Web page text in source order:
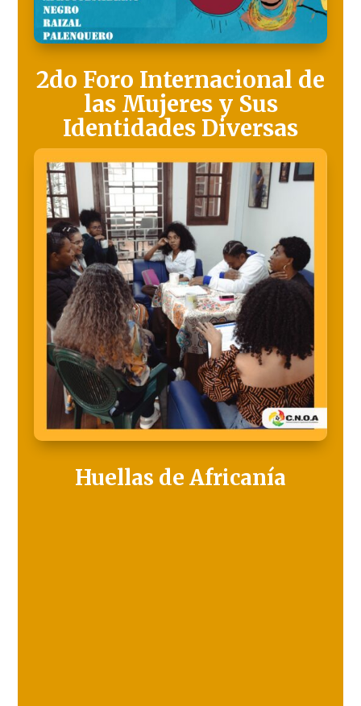
2do Foro Internacional de
las Mujeres y Sus
Identidades Diversas
Huellas de Africanía